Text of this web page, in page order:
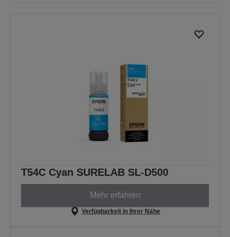
T54C Cyan SURELAB SL-D500
Mehr erfahren
Verfügbarkeit in Ihrer Nähe